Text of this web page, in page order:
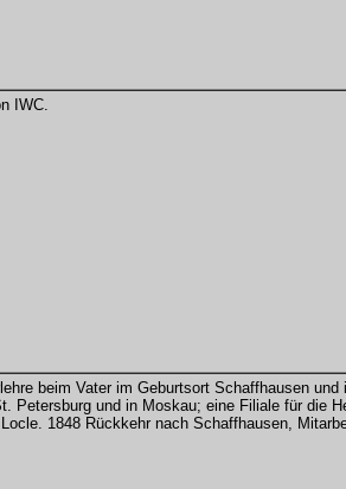
IWC.
beim Vater im Geburtsort Schaffhausen
Petersburg und in Moskau; eine Filiale für die
1848 Rückkehr nach Schaffhausen,